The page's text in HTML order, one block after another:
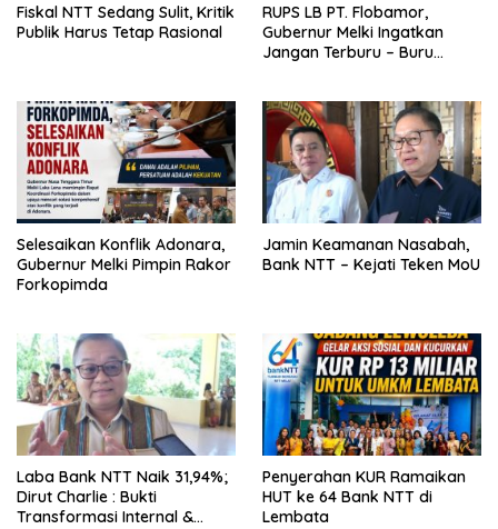
Fiskal NTT Sedang Sulit, Kritik
Publik Harus Tetap Rasional
RUPS LB PT. Flobamor,
Gubernur Melki Ingatkan
Jangan Terburu – Buru
Selesaikan Konflik Adonara,
Gubernur Melki Pimpin Rakor
Forkopimda
Jamin Keamanan Nasabah,
Bank NTT – Kejati Teken MoU
Laba Bank NTT Naik 31,94%;
Dirut Charlie : Bukti
Transformasi Internal &
Penyerahan KUR Ramaikan
HUT ke 64 Bank NTT di
Lembata